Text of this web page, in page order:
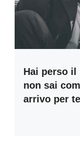
Hai perso
non sai
arrivo per te